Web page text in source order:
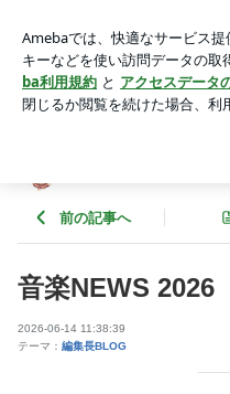
アプリをダウンロードして ブ
ょう。
前の記事へ
音楽NEWS 2026
2026-06-14 11:38:39
テーマ： 編集長BLOG